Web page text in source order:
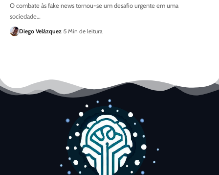
O combate às fake news tornou-se um desafio urgente em uma
sociedade…
Diego Velázquez 5 Min de leitura